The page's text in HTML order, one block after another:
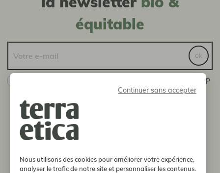
Continuer sans accepter
Nous utilisons des cookies pour améliorer votre expérience,
analyser le trafic de notre site et personnaliser les contenus.
équitable
Oui ! Je veux bien recevoir les actualités de la SCOP
Vous pouvez vous désinscrire à tout moment en nous
envoyant un message via la page Contact
ok
notre histoire